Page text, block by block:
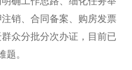
销、合同备案、购房发票
众分批分次办证，目前已
题。